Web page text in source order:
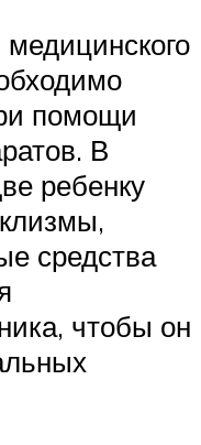
помощи
В
ребенку
средства
чтобы он